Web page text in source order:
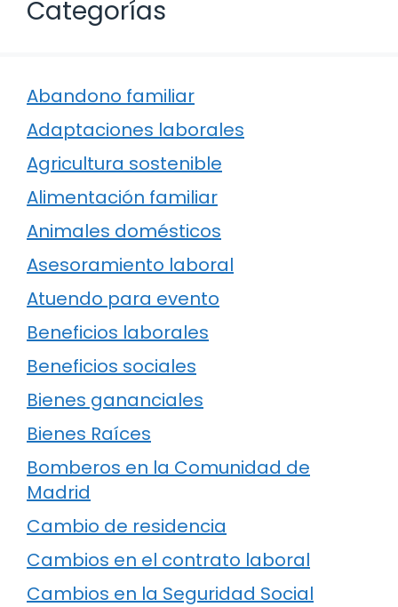
Categorías
Abandono familiar
Adaptaciones laborales
Agricultura sostenible
Alimentación familiar
Animales domésticos
Asesoramiento laboral
Atuendo para evento
Beneficios laborales
Beneficios sociales
Bienes gananciales
Bienes Raíces
Bomberos en la Comunidad de
Madrid
Cambio de residencia
Cambios en el contrato laboral
Cambios en la Seguridad Social